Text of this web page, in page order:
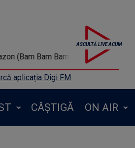
Bam Bam) Digi Fm
aplicația Digi FM
CÂȘTIGĂ ON AIR